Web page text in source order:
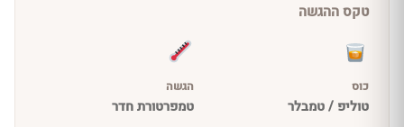
טקס ההגשה
כוס
טוליפ / טמבלר
הגשה
טמפרטורת חדר